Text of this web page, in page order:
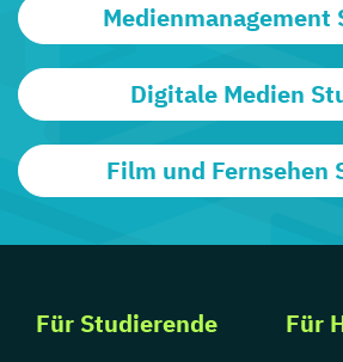
Medienmanagement
Digitale Medien
Film und Fernsehen
Für Studierende Für